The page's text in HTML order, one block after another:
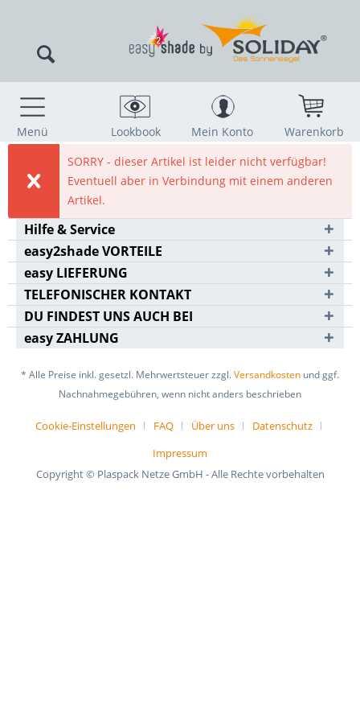
Menü Lookbook Mein Konto
Warenkorb
SORRY - dieser Artikel ist leider nicht verfügbar!
Eventuell aber in Verbindung mit einem anderen
Artikel.
Hilfe & Service
easy2shade VORTEILE
easy LIEFERUNG
TELEFONISCHER KONTAKT
DU FINDEST UNS AUCH BEI
easy ZAHLUNG
* Alle Preise inkl. gesetzl. Mehrwertsteuer zzgl.Versandkosten und ggf.
Nachnahmegebühren, wenn nicht anders beschrieben
Cookie-Einstellungen FAQ Über uns
Datenschutz
Impressum
Copyright © Plaspack Netze GmbH - Alle Rechte vorbehalten